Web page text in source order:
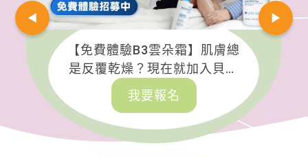
【免費體驗B3雲朵霜】肌膚總
是反覆乾燥？現在就加入貝膚
黛瑪修護體驗計畫！
我要報名